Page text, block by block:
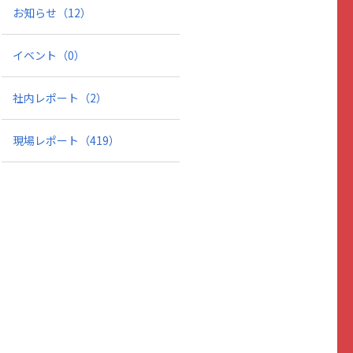
お知らせ （12）
イベント （0）
社内レポート （2）
現場レポート （419）